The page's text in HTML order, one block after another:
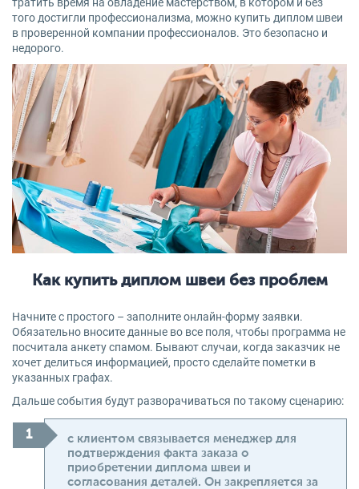
того достигли профессионализма, можно купить диплом швеи
в проверенной компании профессионалов. Это безопасно и
недорого.
Как купить диплом швеи без проблем
Начните с простого – заполните онлайн-форму заявки.
Обязательно вносите данные во все поля, чтобы программа не
посчитала анкету спамом. Бывают случаи, когда заказчик не
хочет делиться информацией, просто сделайте пометки в
указанных графах.
Дальше события будут разворачиваться по такому сценарию:
с клиентом связывается менеджер для
подтверждения факта заказа о
приобретении диплома швеи и
согласования деталей. Он закрепляется за